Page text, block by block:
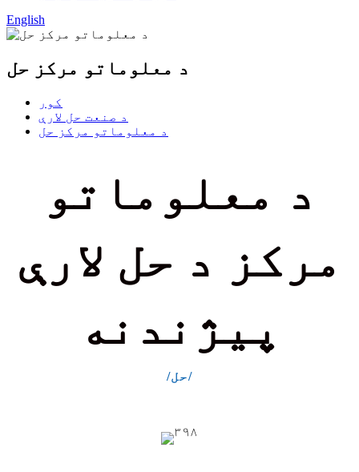
English
د معلوماتو مرکز حل
کور
د صنعت حل لارې
د معلوماتو مرکز حل
د معلوماتو
مرکز د حل لارې
پیژندنه
/حل/